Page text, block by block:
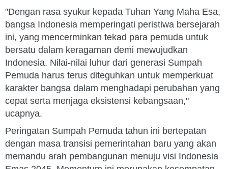
"Dengan rasa syukur kepada Tuhan Yang Maha Esa,
bangsa Indonesia memperingati peristiwa bersejarah
ini, yang mencerminkan tekad para pemuda untuk
bersatu dalam keragaman demi mewujudkan
Indonesia. Nilai-nilai luhur dari generasi Sumpah
Pemuda harus terus diteguhkan untuk memperkuat
karakter bangsa dalam menghadapi perubahan yang
cepat serta menjaga eksistensi kebangsaan,"
ucapnya.
Peringatan Sumpah Pemuda tahun ini bertepatan
dengan masa transisi pemerintahan baru yang akan
memandu arah pembangunan menuju visi Indonesia